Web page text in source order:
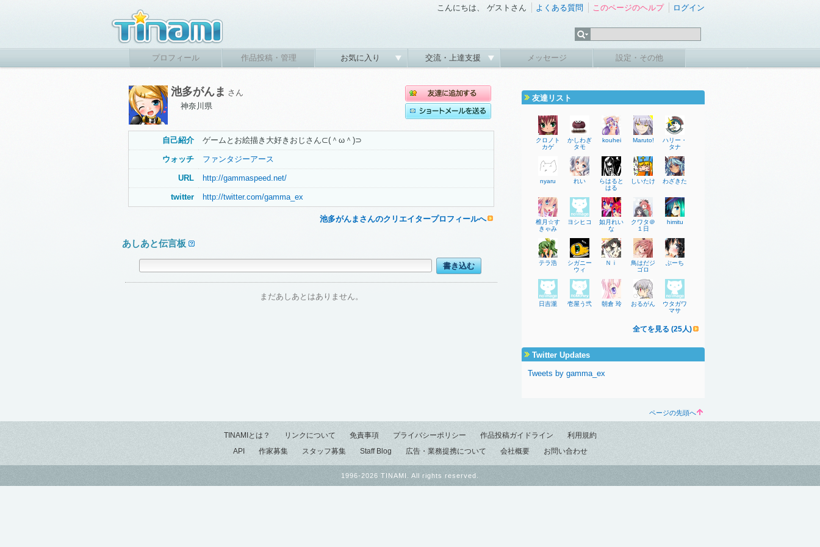
こんにちは、 ゲストさん よくある質問 このページのヘルプ ログイン
プロフィール 作品投稿・管理 お気に入り 交流・上達支援 メッセージ 設定・その他
池多がんま さん
神奈川県
自己紹介 ゲームとお絵描き大好きおじさん⊂(＾ω＾)⊃
ウォッチ ファンタジーアース
URL http://gammaspeed.net/
twitter http://twitter.com/gamma_ex
池多がんまさんのクリエイタープロフィールへ
あしあと伝言板
まだあしあとはありません。
友達リスト
クロノト
カゲ
かしわぎ
タモ
kouhei Maruto!
ハリー・
タナ
nyaru れい
らはると
はる
しいたけ わざきた
椎月☆す
きゃみ
ヨシヒコ
如月れい
な
クワタ＠
１日
himitu
テラ浩
シガニー
ウィ
Ｎｉ
鳥はだジ
ゴロ
ぶーち
日吉瀧 壱屋う弐 朝倉 玲 おるがん
ウタガワ
マサ
全てを見る (25人)
Twitter Updates
Tweets by gamma_ex
ページの先頭へ
TINAMIとは？ リンクについて 免責事項 プライバシーポリシー 作品投稿ガイドライン
利用規約
API
作家募集 スタッフ募集 Staff Blog 広告・業務提携について 会社概要 お問い合わせ
1996-2026 TINAMI. All rights reserved.